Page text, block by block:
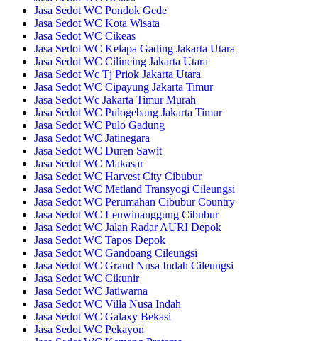
Jasa Sedot WC Pondok Gede
Jasa Sedot WC Kota Wisata
Jasa Sedot WC Cikeas
Jasa Sedot WC Kelapa Gading Jakarta Utara
Jasa Sedot WC Cilincing Jakarta Utara
Jasa Sedot Wc Tj Priok Jakarta Utara
Jasa Sedot WC Cipayung Jakarta Timur
Jasa Sedot Wc Jakarta Timur Murah
Jasa Sedot WC Pulogebang Jakarta Timur
Jasa Sedot WC Pulo Gadung
Jasa Sedot WC Jatinegara
Jasa Sedot WC Duren Sawit
Jasa Sedot WC Makasar
Jasa Sedot WC Harvest City Cibubur
Jasa Sedot WC Metland Transyogi Cileungsi
Jasa Sedot WC Perumahan Cibubur Country
Jasa Sedot WC Leuwinanggung Cibubur
Jasa Sedot WC Jalan Radar AURI Depok
Jasa Sedot WC Tapos Depok
Jasa Sedot WC Gandoang Cileungsi
Jasa Sedot WC Grand Nusa Indah Cileungsi
Jasa Sedot WC Cikunir
Jasa Sedot WC Jatiwarna
Jasa Sedot WC Villa Nusa Indah
Jasa Sedot WC Galaxy Bekasi
Jasa Sedot WC Pekayon